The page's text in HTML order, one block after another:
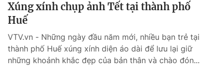
Xúng xính chụp ảnh Tết tại thành phố
Huế
VTV.vn - Những ngày đầu năm mới, nhiều bạn trẻ tại
thành phố Huế xúng xính diện áo dài để lưu lại giữ
những khoảnh khắc đẹp của bản thân và chào đón...